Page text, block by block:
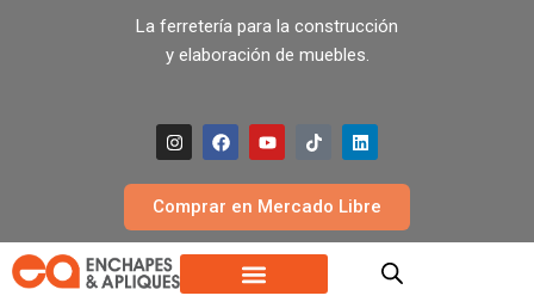
La ferretería para la construcción
y elaboración de muebles.
I
n
t
a
r
a
m
F
a
e
b
o
k
Y
o
t
u
e
T
i
t
o
L
i
k
e
i
Comprar en Mercado Libre